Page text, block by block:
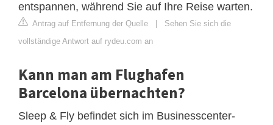
entspannen, während Sie auf Ihre Reise warten.
Antrag auf Entfernung der Quelle
Sehen Sie sich die
vollständige Antwort auf rydeu.com an
Kann man am Flughafen
Barcelona übernachten?
Sleep & Fly befindet sich im Businesscenter-